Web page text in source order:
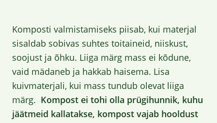
Komposti valmistamiseks piisab, kui materjal
sisaldab sobivas suhtes toitaineid, niiskust,
soojust ja õhku. Liiga märg mass ei kõdune,
vaid mädaneb ja hakkab haisema. Lisa
kuivmaterjali, kui mass tundub olevat liiga
märg. Kompost ei tohi olla prügihunnik, kuhu
jäätmeid kallatakse, kompost vajab hooldust